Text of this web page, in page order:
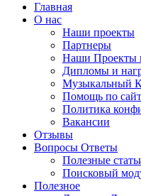
Главная
О нас
Наши проекты
Партнеры
Наши
Дипломы и
Музыкальный
Помощь по
Политика
Вакансии
Отзывы
Вопросы Ответы
Полезные
Поисковый
Полезное